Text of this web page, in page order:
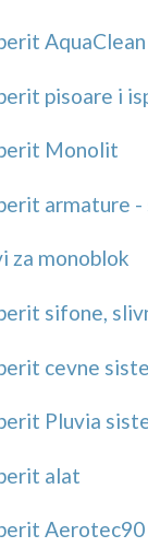
AquaClean
pisoare i
Monolit
armature -
za monoblok
sifone,
cevne
Pluvia
alat
Aerotec90